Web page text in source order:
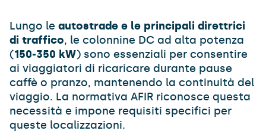
Lungo le autostrade e le principali direttrici
di traffico, le colonnine DC ad alta potenza
(150-350 kW) sono essenziali per consentire
ai viaggiatori di ricaricare durante pause
caffè o pranzo, mantenendo la continuità del
viaggio. La normativa AFIR riconosce questa
necessità e impone requisiti specifici per
queste localizzazioni.